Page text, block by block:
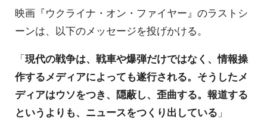
映画『ウクライナ・オン・ファイヤー』のラストシ
ーンは、以下のメッセージを投げかける。
「現代の戦争は、戦車や爆弾だけではなく、情報操
作するメディアによっても遂行される。そうしたメ
ディアはウソをつき、隠蔽し、歪曲する。報道する
というよりも、ニュースをつくり出している 」